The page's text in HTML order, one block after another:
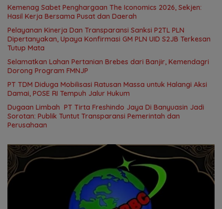
Kemenag Sabet Penghargaan The Iconomics 2026, Sekjen:
Hasil Kerja Bersama Pusat dan Daerah
Pelayanan Kinerja Dan Transparansi Sanksi P2TL PLN
Dipertanyakan, Upaya Konfirmasi GM PLN UID S2JB Terkesan
Tutup Mata
Selamatkan Lahan Pertanian Brebes dari Banjir, Kemendagri
Dorong Program FMNJP
PT TDM Diduga Mobilisasi Ratusan Massa untuk Halangi Aksi
Damai, POSE RI Tempuh Jalur Hukum
Dugaan Limbah PT Tirta Freshindo Jaya Di Banyuasin Jadi
Sorotan: Publik Tuntut Transparansi Pemerintah dan
Perusahaan